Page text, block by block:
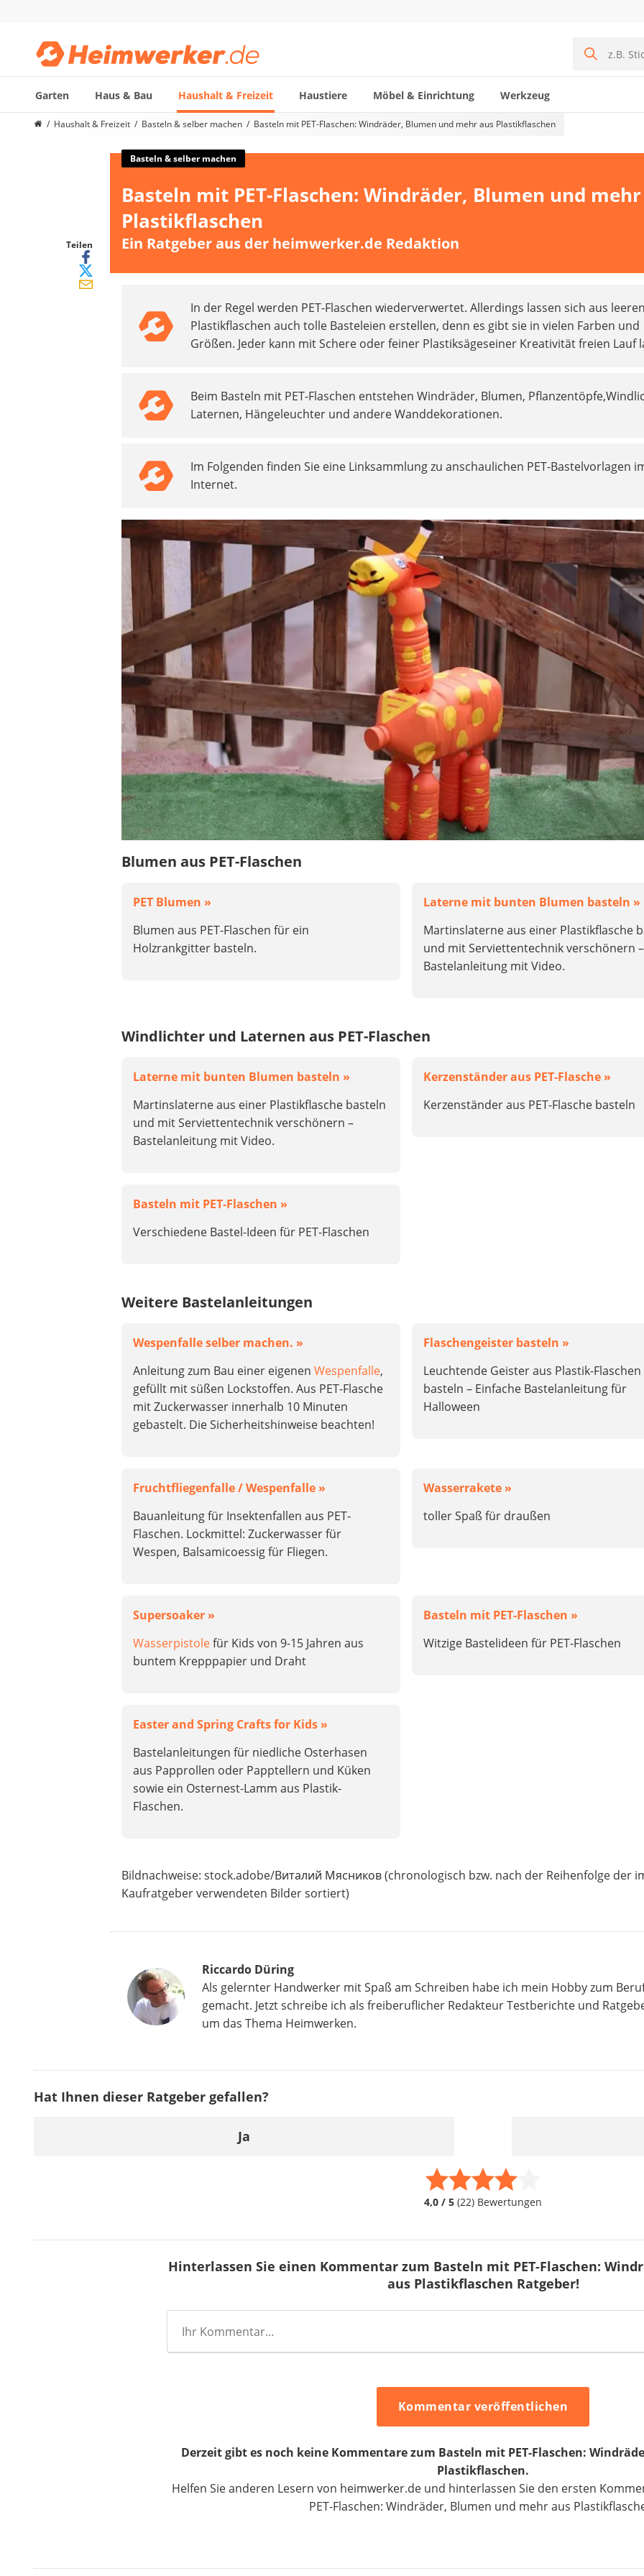
Garten Haus & Bau Haushalt & Freizeit Haustiere Möbel & Einrichtung Werkzeug
Die beliebtesten Vergleiche nach Kategorie
Gusseisen Bräter
Induktionskochfeld
Tischgeschirrspüler
Elektronische Dartscheibe
Elektrische Pfeffermühle
Ferngesteuertes Auto
Haushalt & Freizeit Basteln & selber machen Basteln mit PET-Flaschen: Windräder, Blumen und mehr aus Plastikflaschen
Teilen
Basteln & selber machen
Basteln mit PET-Flaschen: Windräder, Blumen und
Plastikflaschen
Ein Ratgeber aus der heimwerker.de Redaktion
In der Regel werden PET-Flaschen wiederverwertet. Allerdings lassen sich aus
Plastikflaschen auch tolle Basteleien erstellen, denn es gibt sie in vielen Farben und
Größen. Jeder kann mit Schere oder feiner Plastiksägeseiner Kreativität freien Lauf
Beim Basteln mit PET-Flaschen entstehen Windräder, Blumen,
Laternen, Hängeleuchter und andere Wanddekorationen.
Im Folgenden finden Sie eine Linksammlung zu anschaulichen PET-Bastelvorlagen
Internet.
Blumen aus PET-Flaschen
PET Blumen »
Blumen aus PET-Flaschen für ein
Holzrankgitter basteln.
Laterne mit bunten Blumen basteln »
Martinslaterne aus einer Plastikflasche
und mit Serviettentechnik verschönern –
Bastelanleitung mit Video.
Windlichter und Laternen aus PET-Flaschen
Laterne mit bunten Blumen basteln »
Martinslaterne aus einer Plastikflasche basteln
und mit Serviettentechnik verschönern –
Bastelanleitung mit Video.
Kerzenständer aus PET-Flasche »
Kerzenständer aus PET-Flasche basteln
Basteln mit PET-Flaschen »
Verschiedene Bastel-Ideen für PET-Flaschen
Weitere Bastelanleitungen
Wespenfalle selber machen. »
Anleitung zum Bau einer eigenenWespenfalle,
gefüllt mit süßen Lockstoffen. Aus PET-Flasche
mit Zuckerwasser innerhalb 10 Minuten
gebastelt. Die Sicherheitshinweise beachten!
Flaschengeister basteln »
Leuchtende Geister aus Plastik-Flaschen
basteln – Einfache Bastelanleitung für
Halloween
Fruchtfliegenfalle / Wespenfalle »
Bauanleitung für Insektenfallen aus PET-
Flaschen. Lockmittel: Zuckerwasser für
Wespen, Balsamicoessig für Fliegen.
Wasserrakete »
toller Spaß für draußen
Supersoaker »
Wasserpistolefür Kids von 9-15 Jahren aus
buntem Krepppapier und Draht
Basteln mit PET-Flaschen »
Witzige Bastelideen für PET-Flaschen
Easter and Spring Crafts for Kids »
Bastelanleitungen für niedliche Osterhasen
aus Papprollen oder Papptellern und Küken
sowie ein Osternest-Lamm aus Plastik-
Flaschen.
Bildnachweise: stock.adobe/Виталий Мясников (chronologisch bzw. nach der Reihenfolge der
Kaufratgeber verwendeten Bilder sortiert)
Riccardo Düring
Als gelernter Handwerker mit Spaß am Schreiben habe ich mein Hobby zum
gemacht. Jetzt schreibe ich als freiberuflicher Redakteur Testberichte und
um das Thema Heimwerken.
Hat Ihnen dieser Ratgeber gefallen?
Ja
4,0 / 5 (22) Bewertungen
Hinterlassen Sie einen Kommentar zum Basteln mit PET-Flaschen:
aus Plastikflaschen Ratgeber!
Kommentar veröffentlichen
Derzeit gibt es noch keine Kommentare zum Basteln mit PET-Flaschen:
Plastikflaschen.
Helfen Sie anderen Lesern von heimwerker.de und hinterlassen Sie den ersten
PET-Flaschen: Windräder, Blumen und mehr aus